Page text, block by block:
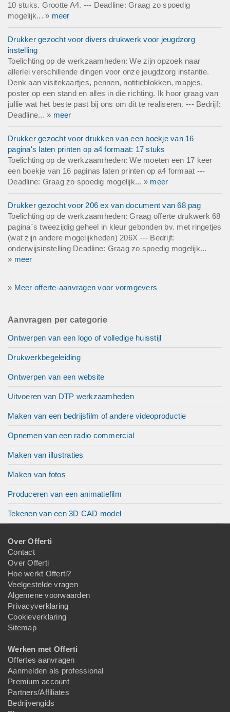
10 stuks. Grootte A4. --- Deadline: Graag zo spoedig
mogelijk... » meer
Drukker gezocht voor divers drukwerk voor jeugdzorg
instelling
Toelichting op de werkzaamheden: We zijn opzoek naar
allerlei verschillende dingen voor onze jeugdzorg instantie.
Denk aan visitekaartjes, pennen, notitieblokken, mapjes,
poster op een stand en alles in die richting. Ik hoor graag van
jullie wat het beste past bij ons om dit te realiseren. --- Bedrijf:
Deadline... » meer
Drukker gezocht voor drukken van een boekje van 16
pagina's laten printen op a4 formaat: 17 stuks
Toelichting op de werkzaamheden: We moeten een 17 keer
een boekje van 16 paginas laten printen op a4 formaat ---
Deadline: Graag zo spoedig mogelijk... » meer
Drukker gezocht voor 206 ex van document van 68 pag
Toelichting op de werkzaamheden: Graag offerte drukwerk 68
pagina`s tweezijdig geheel in kleur gebonden bv. met ringetjes
(wat zijn andere mogelijkheden) 206X --- Bedrijf:
onderwijsinstelling Deadline: Graag zo spoedig mogelijk...
» meer
» Meer offerte-aanvragen voor vormgevers
Aanvragen per categorie
Ontwerpen van een logo of volledige huisstijl
Drukwerkbegeleiding
Ontwerpen van een website
Uitvoeren van DTP werkzaamheden
Maken van een bedrijsfilm of andere videoproductie
Opnemen van een radio commercial
Maken van illustraties
Maken van fotos
Produceren van een animatiefilm
Tekenen van een 3D CAD model
Over Offerti
Contact
Over Offerti
Hoe werkt Offerti?
Veelgestelde vragen
Algemene voorwaarden
Privacyverklaring
Cookieverklaring
Sitemap
Werken met Offerti
Offertes aanvragen
Aanmelden als professional
Premium account
Partners/Affiliates
Bedrijvengids